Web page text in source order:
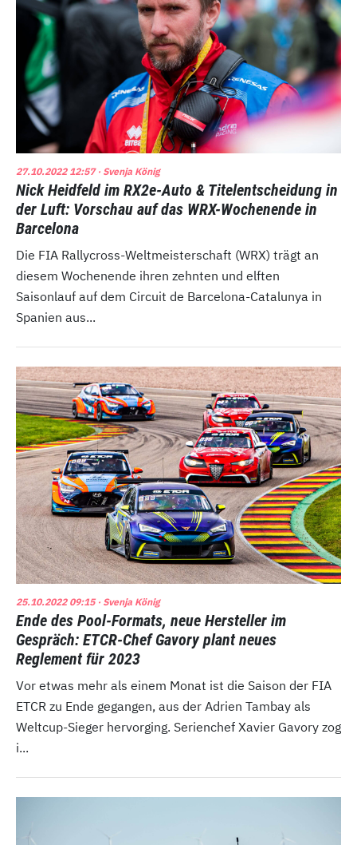
27.10.2022 12:57· Svenja König
Nick Heidfeld im RX2e-Auto & Titelentscheidung in
der Luft: Vorschau auf das WRX-Wochenende in
Barcelona
Die FIA Rallycross-Weltmeisterschaft (WRX) trägt an
diesem Wochenende ihren zehnten und elften
Saisonlauf auf dem Circuit de Barcelona-Catalunya in
Spanien aus...
25.10.2022 09:15· Svenja König
Ende des Pool-Formats, neue Hersteller im
Gespräch: ETCR-Chef Gavory plant neues
Reglement für 2023
Vor etwas mehr als einem Monat ist die Saison der FIA
ETCR zu Ende gegangen, aus der Adrien Tambay als
Weltcup-Sieger hervorging. Serienchef Xavier Gavory zog
i...